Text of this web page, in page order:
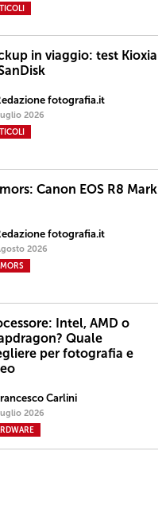
in viaggio: test Kioxia
fotografia.it
2026
Canon EOS R8 Mark
fotografia.it
2026
Intel, AMD o
Quale
per fotografia e
Carlini
2026